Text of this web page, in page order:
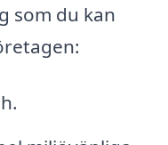
som du kan